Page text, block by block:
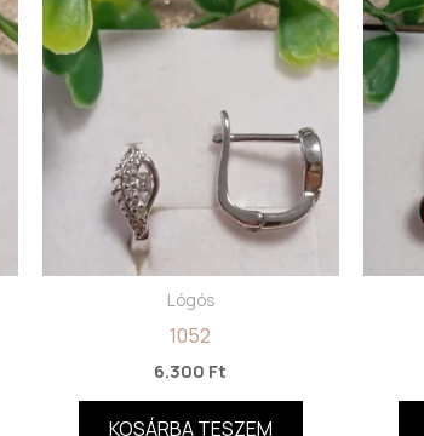
Lógós
1052
6.300 Ft
KOSÁRBA TESZEM